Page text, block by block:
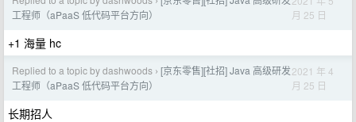
工程师（aPaaS 低代码平台方向）
月 25 日
+1 海量 hc
Replied to a topic by dashwoods › [京东零售][社招] Java 高级研发
工程师（aPaaS 低代码平台方向）
2021 年 4
月 25 日
长期招人